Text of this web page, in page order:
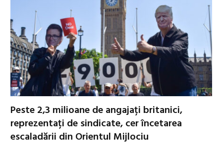
Peste 2,3 milioane de angajați britanici,
reprezentați de sindicate, cer încetarea
escaladării din Orientul Mijlociu